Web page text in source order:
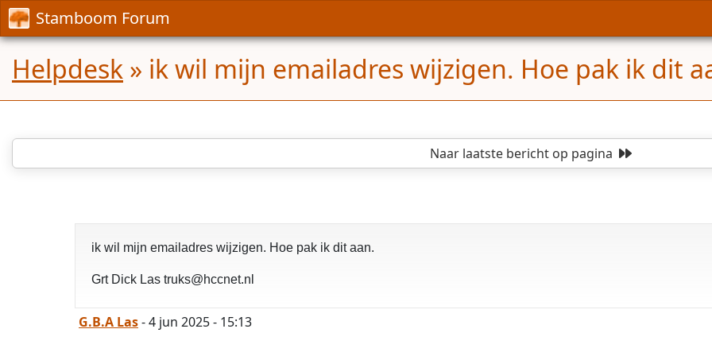
Stamboom Forum
Helpdesk » ik wil mijn emailadres wijzigen. Hoe pak ik dit
Naar laatste berichtop pagina
ik wil mijn emailadres wijzigen. Hoe pak ik dit aan.
Grt Dick Las truks@hccnet.nl
G.B.A Las- 4 jun 2025 - 15:13